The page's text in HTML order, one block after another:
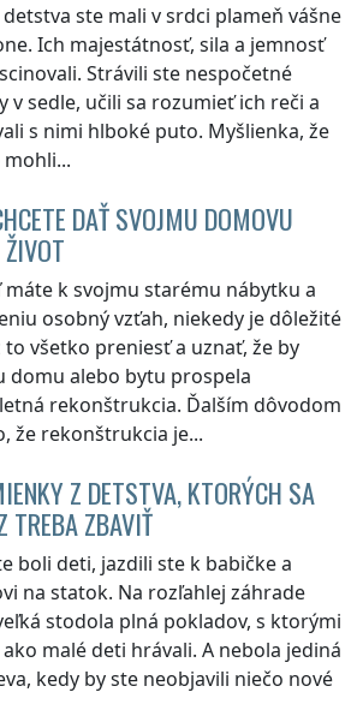
ste mali v srdci plameň vášne
Ich majestátnosť, sila a jemnosť
Strávili ste nespočetné
v sedle, učili sa rozumieť ich reči a
s nimi hlboké puto. Myšlienka, že
mohli...
DAŤ SVOJMU DOMOVU
máte k svojmu starému nábytku a
osobný vzťah, niekedy je dôležité
to všetko preniesť a uznať, že by
domu alebo bytu prospela
rekonštrukcia. Ďalším dôvodom
že rekonštrukcia je...
Z DETSTVA, KTORÝCH SA
TREBA ZBAVIŤ
boli deti, jazdili ste k babičke a
na statok. Na rozľahlej záhrade
stodola plná pokladov, s ktorými
malé deti hrávali. A nebola jediná
kedy by ste neobjavili niečo nové